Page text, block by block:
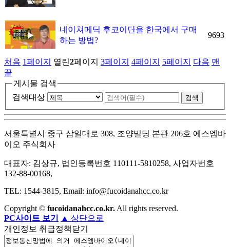
네이쳐메딕 후코이단을 한국에서 구매
하는 방법?
9693
처음 1페이지 열린2페이지 3페이지 4페이지 5페이지 다음 맨
끝
게시물 검색
검색대상
서울특별시 중구 삼일대로 308, 조양빌딩 본관 206호 에스엠바
이오 주식회사
대표자: 김상규, 법인등록번호 110111-5810258, 사업자번호
132-88-00168,
TEL: 1544-3815, Email: info@fucoidanahcc.co.kr
Copyright © fucoidanahcc.co.kr. All rights reserved.
PC사이트 보기
▲ 상단으로
개인정보 취급정책닫기